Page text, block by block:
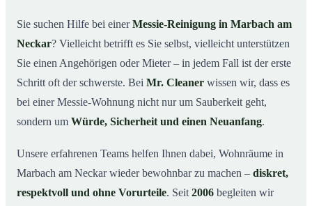
Ablauf einer Messie-Reinigung
05Ihre Vorteile mit Mr. Cleaner in Marbach am Neckar
06Messie-Hilfe in Marbach am Neckar & Umgebung
Jetzt kostenlose Beratung zur Messie-Reinigung in
Marbach am Neckar
Sie suchen Hilfe bei einerMessie-Reinigung in Marbach am
Neckar? Vielleicht betrifft es Sie selbst, vielleicht unterstützen
Sie einen Angehörigen oder Mieter – in jedem Fall ist der erste
Schritt oft der schwerste. Bei Mr. Cleaner wissen wir, dass es
bei einer Messie-Wohnung nicht nur um Sauberkeit geht,
sondern um Würde, Sicherheit und einen Neuanfang.
Unsere erfahrenen Teams helfen Ihnen dabei, Wohnräume in
Marbach am Neckar wieder bewohnbar zu machen – diskret,
respektvoll und ohne Vorurteile. Seit 2006 begleiten wir